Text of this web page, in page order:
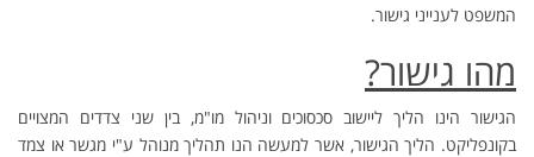
המשפט לענייני גישור.
מהו גישור?
הגישור הינו הליך ליישוב סכסוכים וניהול מו"מ, בין שני צדדים המצויים
בקונפליקט. הליך הגישור, אשר למעשה הנו תהליך מנוהל ע"י מגשר או צמד